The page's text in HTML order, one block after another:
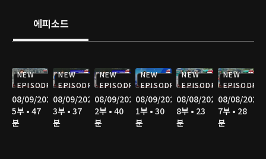
에피소드
NEW
EPISODE
08/09/2026
5부 • 47
분
NEW
EPISODE
08/09/2026
3부 • 37
분
NEW
EPISODE
08/09/2026
2부 • 40
분
NEW
EPISODE
08/09/2026
1부 • 30
분
NEW
EPISODE
08/08/2026
8부 • 23
분
NEW
EPISODE
08/08/2026
7부 • 28
분